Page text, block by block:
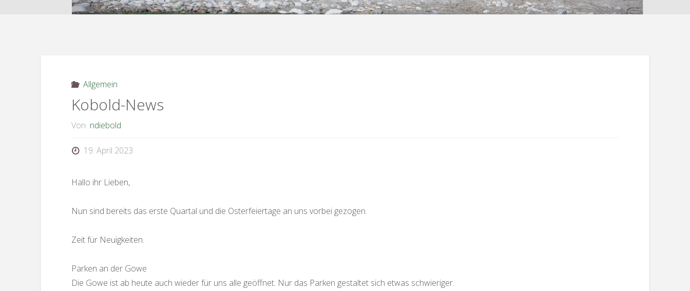
Allgemein
Kobold-News
Von ndiebold
19. April 2023
Hallo ihr Lieben,
Nun sind bereits das erste Quartal und die Osterfeiertage an uns vorbei gezogen.
Zeit für Neuigkeiten.
Parken an der Gowe
Die Gowe ist ab heute auch wieder für uns alle geöffnet. Nur das Parken gestaltet sich etwas schwieriger.